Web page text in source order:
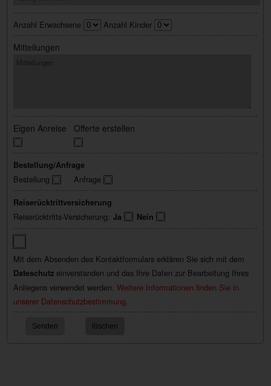
Anzahl Erwachsene Anzahl Kinder
Mitteilungen
Eigen Anreise Offerte erstellen
Bestellung/Anfrage
Bestellung Anfrage
Reiserücktrittversicherung
Reiserücktritts-Versicherung: Ja Nein
Mit dem Absenden des Kontaktformulars erklären Sie sich mit dem
Dateschutzeinverstanden und das Ihre Daten zur Bearbeitung Ihres
Anliegens verwendet werden. Weitere Informationen finden Sie in
unserer Datenschutzbestimmung.